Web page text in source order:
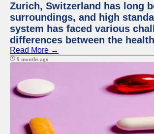
Zurich, Switzerland has long
surroundings, and high
system has faced various
differences between the
Read More →
9 months ago